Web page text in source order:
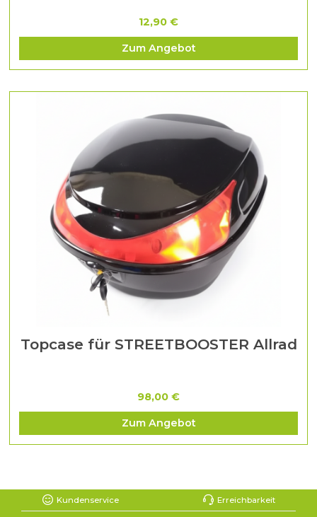
12,90 €
Zum Angebot
Topcase für STREETBOOSTER Allrad
98,00 €
Zum Angebot
Kundenservice Erreichbarkeit